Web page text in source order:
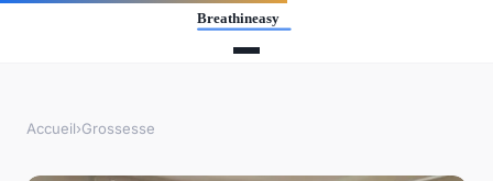
Accueil›Grossesse